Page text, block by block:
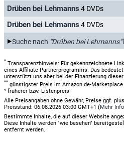
Drüben bei Lehmanns 4 DVDs
Drüben bei Lehmanns 4 DVDs
Suche nach "Drüben bei Lehmanns"
* Transparenzhinweis: Für gekennzeichnete
eines Affiliate-Partnerprogramms. Das
unterstützt uns aber bei der Finanzierung
** günstigster Preis im Amazon.de-Marketplace
¹ früherer bzw. Listenpreis
Alle Preisangaben ohne Gewähr, Preise ggf.
Preisstand: 06.08.2026 03:00 GMT+1 (Mehr
Bestimmte Inhalte, die auf dieser Website
Diese Inhalte werden "wie besehen"
entfernt werden.